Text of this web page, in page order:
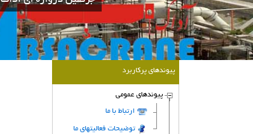
پیوندهای پركاربرد
پیوندهای عمومی
ارتباط با ما
توضیحات فعالیتهای ما